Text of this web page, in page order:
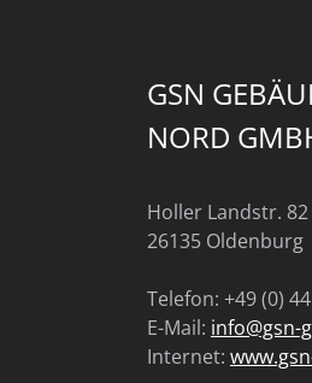
GSN
NORD
Holler Landstr. 82
26135 Oldenburg
Telefon: +49 (0)
E-Mail: info@gsn-
Internet: